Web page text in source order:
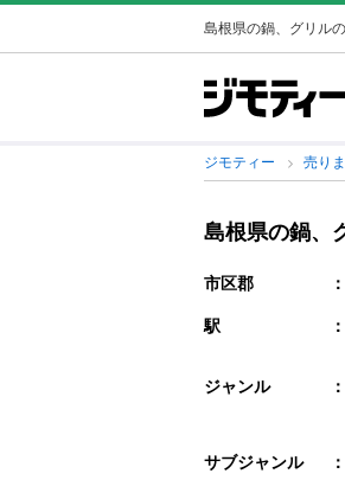
島根県の鍋、グリル
ジモティー 売り
島根県の鍋、
市区郡 ：
駅 ：
ジャンル ：
サブジャンル ：